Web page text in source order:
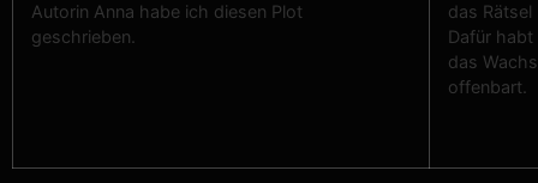
Autorin Anna habe ich diesen Plot
geschrieben.
das
Dafür
das
offenbart.